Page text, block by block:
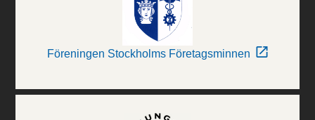
Föreningen Stockholms Företagsminnen